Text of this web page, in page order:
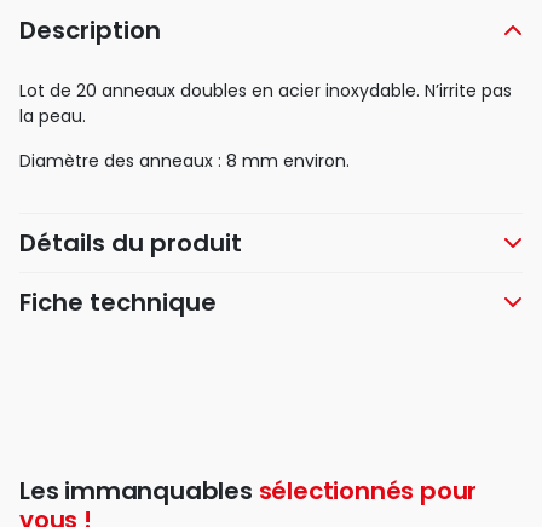
Description
Lot de 20 anneaux doubles en acier inoxydable. N’irrite pas
la peau.
Diamètre des anneaux : 8 mm environ.
Détails du produit
Fiche technique
Les immanquables sélectionnés pour
vous !